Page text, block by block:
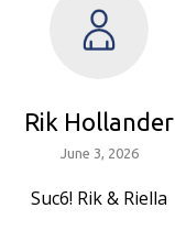
Rik Hollander
June 3, 2026
Suc6! Rik & Riella